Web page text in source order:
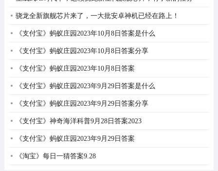
骁龙全新旗舰芯片来了，一大批安卓神机已经在路上！
《支付宝》蚂蚁庄园2023年10月8日答案是什么
《支付宝》蚂蚁庄园2023年10月8日答案分享
《支付宝》蚂蚁庄园2023年10月8日答案
《支付宝》蚂蚁庄园2023年9月29日答案是什么
《支付宝》蚂蚁庄园2023年9月29日答案分享
《支付宝》神奇海洋科普9月28日答案2023
《支付宝》蚂蚁庄园2023年9月29日答案
《淘宝》每日一猜答案9.28